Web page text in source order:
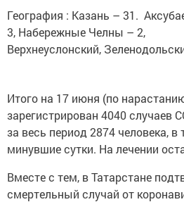
География : Казань – 31.
3, Набережные Челны – 2,
Верхнеуслонский,
Итого на 17 июня (по
зарегистрирован 4040 случаев
за весь период 2874 человека, в
минувшие сутки. На лечении
Вместе с тем, в Татарстане
смертельный случай от